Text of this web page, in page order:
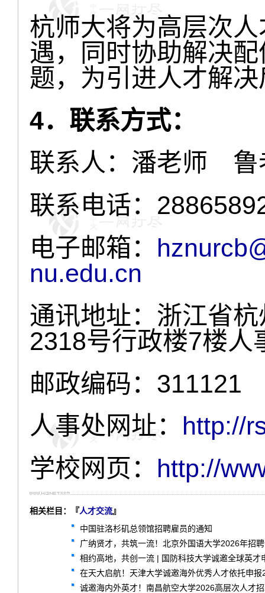
杭师大将为高层次
遇，同时协助解决
题，为引进人才解
4．联系方式：
联系人：潘老师 鲁
联系电话：
电子邮箱：
nu.edu.cn
通讯地址：浙江省
2318号行政楼7楼人
邮政编码：311121
人事处网址： http://
学校网页： http://
相关栏目：『人才交流』
中国驻洛杉矶总领馆招聘雇员的通知
广纳贤才，共筑一流！北京外国语大学2026年招
相约高地，共创一流 | 国防科技大学诚邀全球英才
在天大启航！天津大学诚邀海外优秀人才依托申
诚邀海内外英才！南昌航空大学2026高层次人才